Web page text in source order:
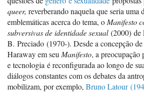
queer, reverberando naquela que seria uma
emblemáticas acerca do tema, o Manifesto
subversivas de identidade sexual(2000) de
B. Preciado (1970-). Desde a concepção
Haraway em seu Manifesto, a preocupação
e tecnologia é reconfigurada ao longo de
diálogos constantes com os debates da
mobilizam, por exemplo, Bruno Latour